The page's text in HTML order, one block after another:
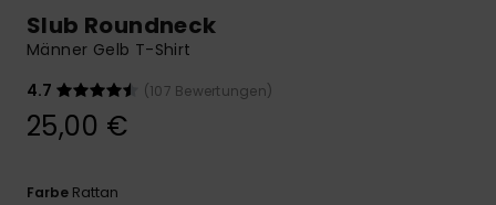
die häufigsten
Fragen sowie
Slub Roundneck
Männer Gelb T-Shirt
4.7
(107 Bewertungen)
25,00 €
Farbe Rattan